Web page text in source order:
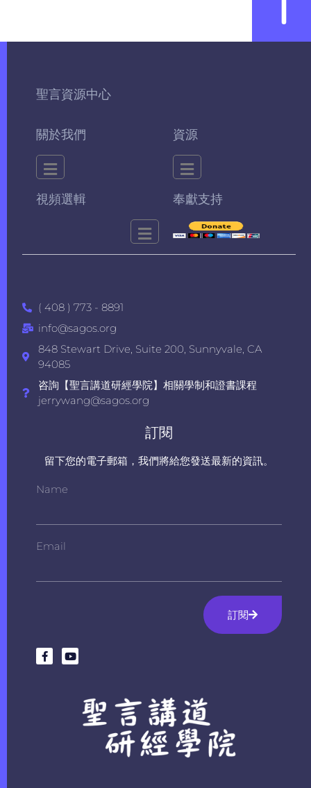
聖言資源中心
關於我們 資源
視頻選輯 奉獻支持
( 408 ) 773 - 8891
info@sagos.org
848 Stewart Drive, Suite 200, Sunnyvale, CA
94085
咨詢【聖言講道研經學院】相關學制和證書課程
jerrywang@sagos.org
訂閱
留下您的電子郵箱，我們將給您發送最新的資訊。
Name
Email
訂閱